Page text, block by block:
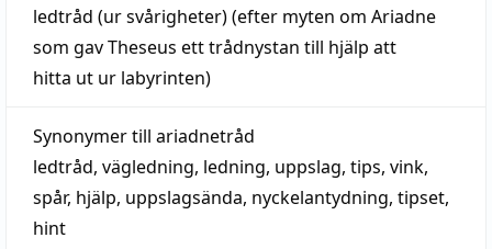
ledtråd (ur svårigheter) (efter myten om Ariadne
som gav Theseus ett trådnystan till hjälp att
hitta ut ur labyrinten)
Synonymer till ariadnetråd
ledtråd, vägledning, ledning, uppslag, tips, vink,
spår, hjälp, uppslagsända, nyckelantydning, tipset,
hint